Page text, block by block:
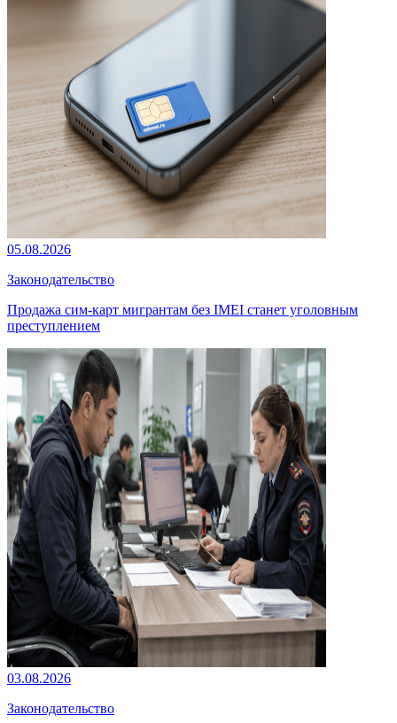
05.08.2026
Законодательство
Продажа сим-карт мигрантам без IMEI станет уголовным
преступлением
03.08.2026
Законодательство